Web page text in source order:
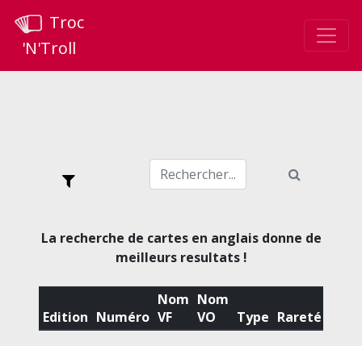
Troc
'N'Troll
La recherche de cartes en anglais donne de
meilleurs resultats !
Edition Numéro
Nom
VF
Nom
VO
Type Rareté